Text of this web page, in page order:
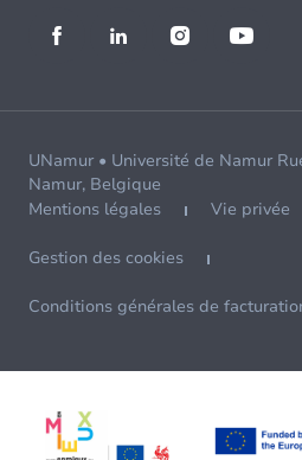
UNamur • Université de Namur
Namur, Belgique
Mentions légales
Vie privée
Gestion des cookies
Conditions générales de